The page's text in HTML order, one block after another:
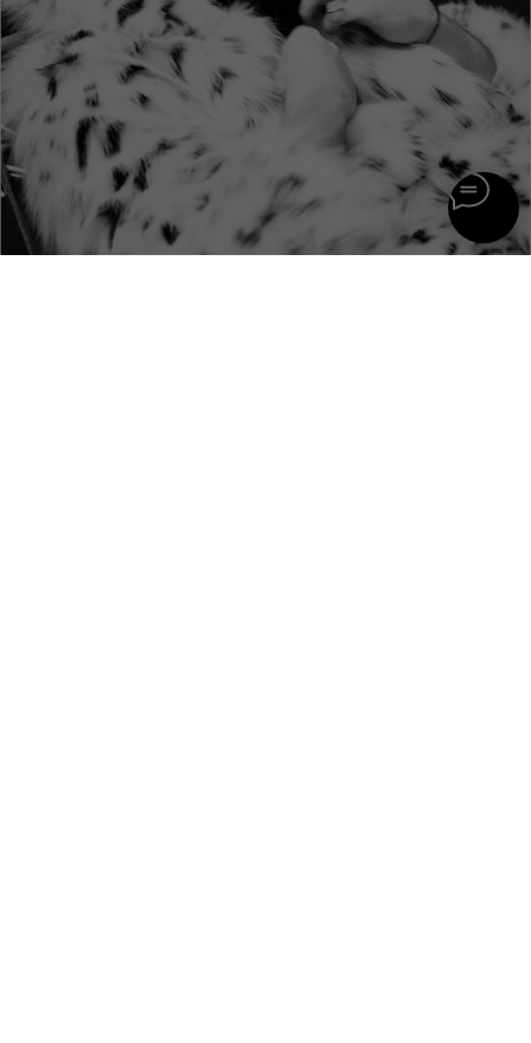
Terms & Conditions
Privacy Policy
Shipping & Payment Info
Return Policy
+7 (964) 560-04-01
team@flashin.store
Contacts
*